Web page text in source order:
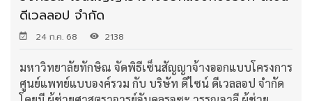
ดีเวลลอป จำกัด
24 ก.ค. 68 2138
มหาวิทยาลัยทักษิณ จัดพิธีเซ็นสัญญาจ้างออกแบบโครงการ
ศูนย์แพทย์แบบองค์รวม กับ บริษัท ดีไซน์ ดีเวลลอป จำกัด